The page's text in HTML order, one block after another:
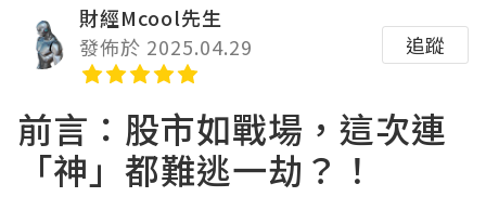
財經Mcool先生
發佈於 2025.04.29
追蹤
前言：股市如戰場，這次連
「神」都難逃一劫？！